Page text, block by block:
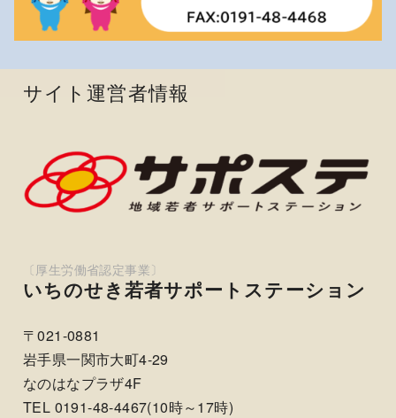
サイト運営者情報
いちのせき若者サポートステーション
〒021-0881
岩手県一関市大町4-29
なのはなプラザ4F
TEL 0191-48-4467(10時～17時)